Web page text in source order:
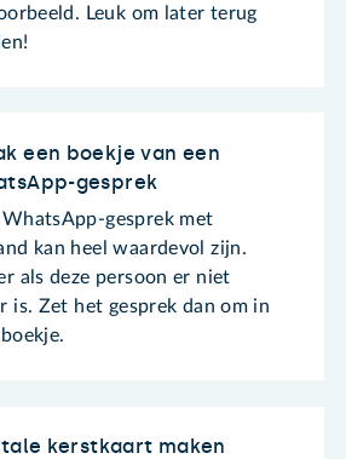
Leuk om later terug
een boekje van een
gesprek
WhatsApp-gesprek met
kan heel waardevol zijn.
als deze persoon er niet
is. Zet het gesprek dan om in
kerstkaart maken